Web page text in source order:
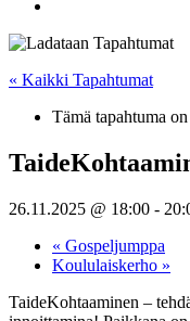
« Kaikki Tapahtumat
Tämä tapahtuma
26.11.2025 @ 18:00 -
« Gospeljumppa
Koululaiskerho »
TaideKohtaaminen –